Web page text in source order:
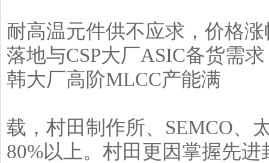
耐高温元件供不应求，价格
落地与CSP大厂ASIC备货需
韩大厂高阶MLCC产能满
载，村田制作所、SEMCO、
80%以上。村田更因掌握先